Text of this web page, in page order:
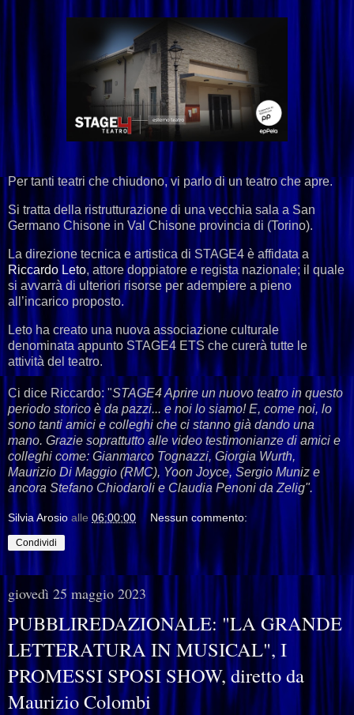
Per tanti teatri che chiudono, vi parlo di un teatro che apre.
Si tratta della ristrutturazione di una vecchia sala a San
Germano Chisone in Val Chisone provincia di (Torino).
La direzione tecnica e artistica di STAGE4 è affidata a
Riccardo Leto, attore doppiatore e regista nazionale; il quale
si avvarrà di ulteriori risorse per adempiere a pieno
all’incarico proposto.
Leto ha creato una nuova associazione culturale
denominata appunto STAGE4 ETS che curerà tutte le
attività del teatro.
Ci dice Riccardo: "STAGE4 Aprire un nuovo teatro in questo
periodo storico è da pazzi... e noi lo siamo! E, come noi, lo
sono tanti amici e colleghi che ci stanno già dando una
mano. Grazie soprattutto alle video testimonianze di amici e
colleghi come: Gianmarco Tognazzi, Giorgia Wurth,
Maurizio Di Maggio (RMC), Yoon Joyce, Sergio Muniz e
ancora Stefano Chiodaroli e Claudia Penoni da Zelig".
Silvia Arosio alle 06:00:00 Nessun commento:
Condividi
giovedì 25 maggio 2023
PUBBLIREDAZIONALE: "LA GRANDE
LETTERATURA IN MUSICAL", I
PROMESSI SPOSI SHOW, diretto da
Maurizio Colombi